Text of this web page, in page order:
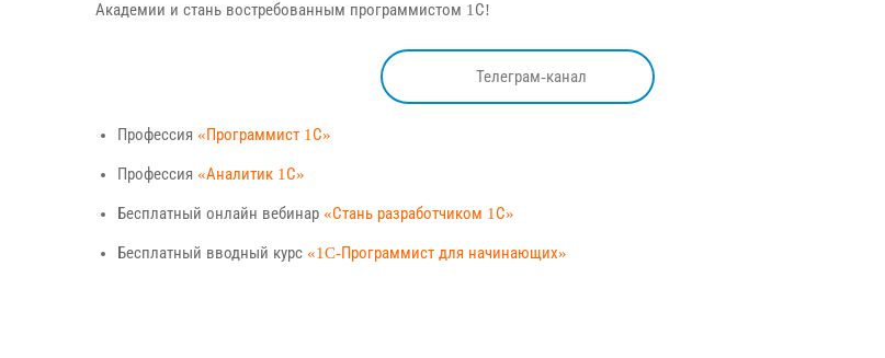
Академии и стань востребованным программистом 1С!
Телеграм-канал
Профессия «Программист 1С»
Профессия «Аналитик 1С»
Бесплатный онлайн вебинар «Стань разработчиком 1С»
Бесплатный вводный курс «1C-Программист для начинающих»